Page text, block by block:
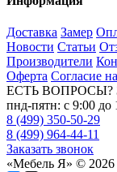
Доставка Замер
Новости Статьи
Производители
Оферта Согласие
ЕСТЬ ВОПРОСЫ?
пнд-пятн: с 9:00 до
8 (499) 350-50-29
8 (499) 964-44-11
Заказать звонок
«Мебель Я» © 2026